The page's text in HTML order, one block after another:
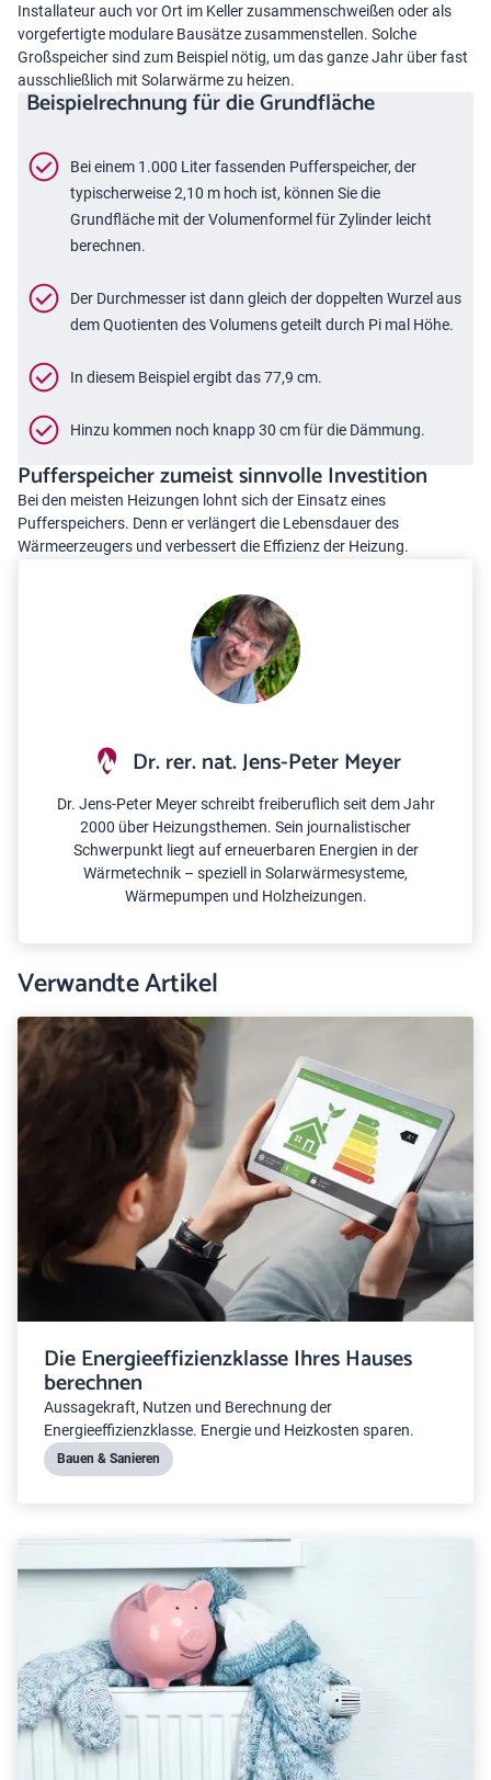
Installateur auch vor Ort im Keller zusammenschweißen oder als
vorgefertigte modulare Bausätze zusammenstellen. Solche
Großspeicher sind zum Beispiel nötig, um das ganze Jahr über fast
ausschließlich mit Solarwärme zu heizen.
Beispielrechnung für die Grundfläche
Bei einem 1.000 Liter fassenden Pufferspeicher, der
typischerweise 2,10 m hoch ist, können Sie die
Grundfläche mit der Volumenformel für Zylinder leicht
berechnen.
Der Durchmesser ist dann gleich der doppelten Wurzel aus
dem Quotienten des Volumens geteilt durch Pi mal Höhe.
In diesem Beispiel ergibt das 77,9 cm.
Hinzu kommen noch knapp 30 cm für die Dämmung.
Pufferspeicher zumeist sinnvolle Investition
Bei den meisten Heizungen lohnt sich der Einsatz eines
Pufferspeichers. Denn er verlängert die Lebensdauer des
Wärmeerzeugers und verbessert die Effizienz der Heizung.
Dr. rer. nat. Jens-Peter Meyer
Dr. Jens-Peter Meyer schreibt freiberuflich seit dem Jahr
2000 über Heizungsthemen. Sein journalistischer
Schwerpunkt liegt auf erneuerbaren Energien in der
Wärmetechnik – speziell in Solarwärmesysteme,
Wärmepumpen und Holzheizungen.
Verwandte Artikel
Die Energieeffizienzklasse Ihres Hauses
berechnen
Aussagekraft, Nutzen und Berechnung der
Energieeffizienzklasse. Energie und Heizkosten sparen.
Bauen & Sanieren